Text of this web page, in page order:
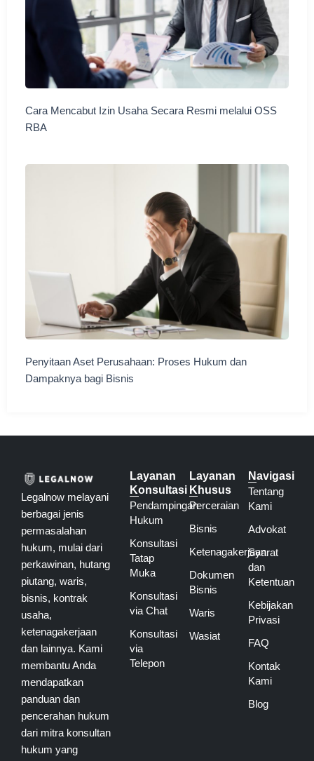
Cara Mencabut Izin Usaha Secara Resmi melalui OSS
RBA
Penyitaan Aset Perusahaan: Proses Hukum dan
Dampaknya bagi Bisnis
Legalnow melayani
berbagai jenis
permasalahan
hukum, mulai dari
perkawinan, hutang
piutang, waris,
bisnis, kontrak
usaha,
ketenagakerjaan
dan lainnya. Kami
membantu Anda
mendapatkan
panduan dan
pencerahan hukum
dari mitra konsultan
hukum yang
Layanan
Konsultasi
Pendampingan
Hukum
Konsultasi
Tatap
Muka
Konsultasi
via Chat
Konsultasi
via
Telepon
Layanan
Khusus
Perceraian
Bisnis
Ketenagakerjaan
Dokumen
Bisnis
Waris
Wasiat
Navigasi
Tentang
Kami
Advokat
Syarat
dan
Ketentuan
Kebijakan
Privasi
FAQ
Kontak
Kami
Blog